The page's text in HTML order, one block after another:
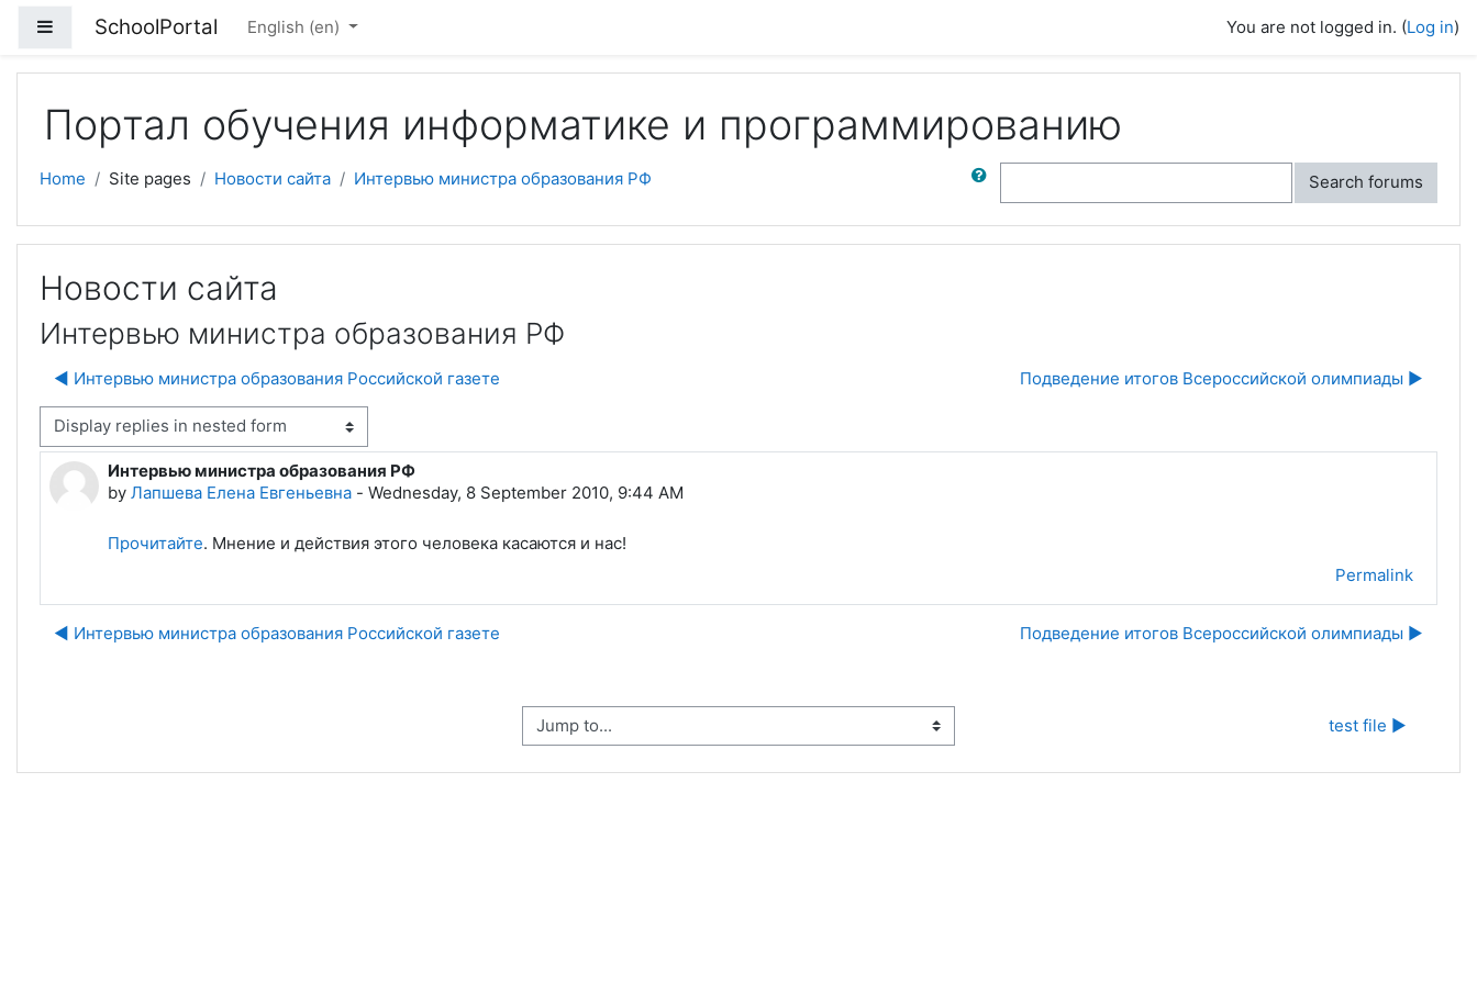
Side panel
SchoolPortal English ‎(en)‎ You are not logged in. (Log in)
Портал обучения информатике и программированию
Home Site pages Новости сайта Интервью министра образования РФ
Search forums
Новости сайта
Интервью министра образования РФ
◀︎ Интервью министра образования Российской газете Подведение итогов Всероссийской олимпиады ▶︎
mode
Интервью министра образования РФ
by Лапшева Елена Евгеньевна - Wednesday, 8 September 2010, 9:44 AM
Number of replies: 0
Прочитайте. Мнение и действия этого человека касаются и нас!
Permalink
◀︎ Интервью министра образования Российской газете Подведение итогов Всероссийской олимпиады ▶︎
Jump to... test file ▶︎